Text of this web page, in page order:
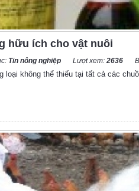
hữu ích cho vật nuôi
Tin nông nghiệp Lượt xem: 2636
loại không thể thiếu tại tất cả các